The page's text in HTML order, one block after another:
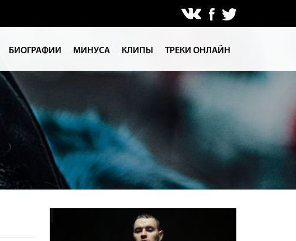
БИОГРАФИИ МИНУСА КЛИПЫ ТРЕКИ ОНЛАЙН